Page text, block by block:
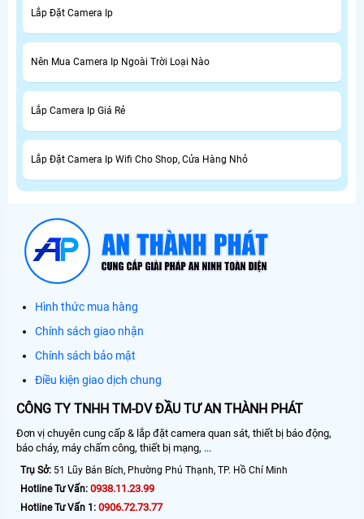
Lắp Đặt Camera Ip
Nên Mua Camera Ip Ngoài Trời Loại Nào
Lắp Camera Ip Giá Rẻ
Lắp Đặt Camera Ip Wifi Cho Shop, Cửa Hàng Nhỏ
Hình thức mua hàng
Chính sách giao nhận
Chính sách bảo mật
Điều kiện giao dịch chung
CÔNG TY TNHH TM-DV ĐẦU TƯ AN THÀNH PHÁT
Đơn vị chuyên cung cấp & lắp đặt camera quan sát, thiết bị báo động,
báo cháy, máy chấm công, thiết bị mạng, ...
Trụ Sở: 51 Lũy Bán Bích, Phường Phú Thạnh, TP. Hồ Chí Minh
Hotline Tư Vấn: 0938.11.23.99
Hotline Tư Vấn 1: 0906.72.73.77